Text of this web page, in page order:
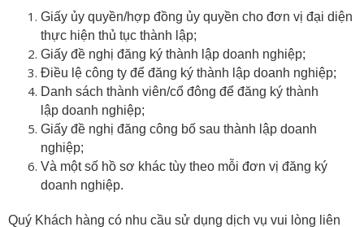
Giấy ủy quyền/hợp đồng ủy quyền cho đơn vị đại diện
thực hiện thủ tục thành lập;
Giấy đề nghị đăng ký thành lập doanh nghiệp;
Điều lệ công ty để đăng ký thành lập doanh nghiệp;
Danh sách thành viên/cổ đông để đăng ký thành
lập doanh nghiệp;
Giấy đề nghị đăng công bố sau thành lập doanh
nghiệp;
Và một số hồ sơ khác tùy theo mỗi đơn vị đăng ký
doanh nghiệp.
Quý Khách hàng có nhu cầu sử dụng dịch vụ vui lòng liên